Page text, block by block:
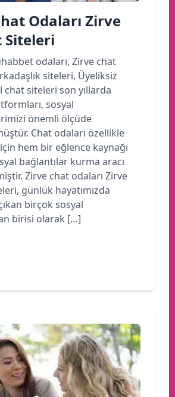
Odaları Zirve
Siteleri
odaları, Zirve chat
siteleri, Üyeliksiz
chat siteleri son yıllarda
sosyal
önemli ölçüde
Chat odaları özellikle
hem bir eğlence kaynağı
bağlantılar kurma aracı
Zirve chat odaları Zirve
günlük hayatımızda
birçok sosyal
birisi olarak […]